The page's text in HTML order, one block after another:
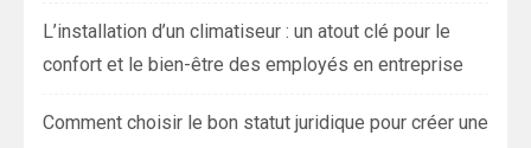
L’installation d’un climatiseur : un atout clé pour le
confort et le bien-être des employés en entreprise
Comment choisir le bon statut juridique pour créer une